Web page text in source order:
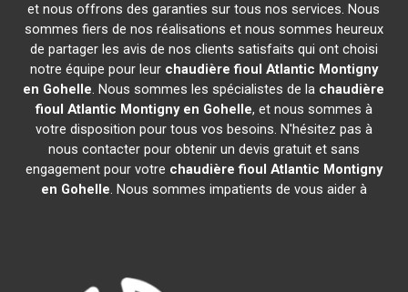
et nous offrons des garanties sur tous nos services. Nous
sommes fiers de nos réalisations et nous sommes heureux
de partager les avis de nos clients satisfaits qui ont choisi
notre équipe pour leur chaudière fioul Atlantic Montigny
en Gohelle. Nous sommes les spécialistes de la chaudière
fioul Atlantic Montigny en Gohelle, et nous sommes à
votre disposition pour tous vos besoins. N'hésitez pas à
nous contacter pour obtenir un devis gratuit et sans
engagement pour votre chaudière fioul Atlantic Montigny
en Gohelle. Nous sommes impatients de vous aider à